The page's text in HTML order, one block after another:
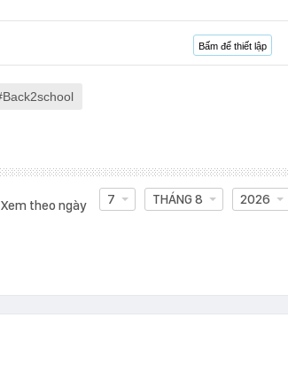
Bấm để thiết lập
Back2school
Xem theo ngày 7 THÁNG 8 2026